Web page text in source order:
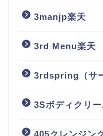
3manjp楽天
3rd Menu楽天
3rdspring（サ
3Sボディクリ
405クレンジン